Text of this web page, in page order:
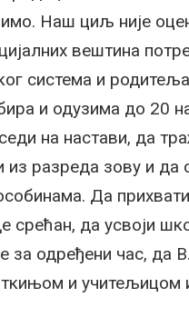
Наш циљ није
вештина
система и
и одузима до 20
на настави, да
из разреда зову и да
Да
срећан, да усвоји
за одређени час,
и учитељицом